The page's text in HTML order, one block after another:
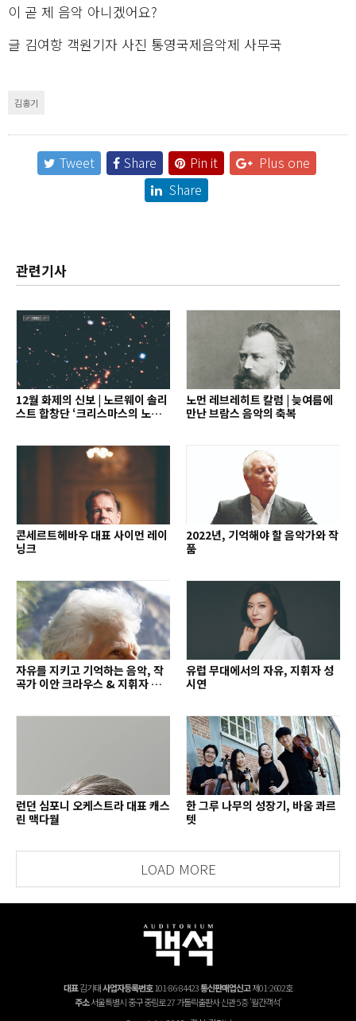
이 곧 제 음악 아니겠어요?
글 김여항 객원기자 사진 통영국제음악제 사무국
김홍기
Tweet Share Pin it
Plus one
Share
관련기사
12월 화제의 신보 | 노르웨이 솔리
스트 합창단 ‘크리스마스의 노래’
노먼 레브레히트 칼럼 | 늦여름에
만난 브람스 음악의 축복
콘세르트헤바우 대표 사이먼 레이
닝크
2022년, 기억해야 할 음악가와 작
품
자유를 지키고 기억하는 음악, 작
곡가 이안 크라우스 & 지휘자 배
유럽 무대에서의 자유, 지휘자 성
시연
런던 심포니 오케스트라 대표 캐스
린 맥다월
한 그루 나무의 성장기, 바움 콰르
텟
LOAD MORE
대표김기태사업자등록번호101-86-84423통신판매업신고제01-2602호
주소서울특별시 중구 중림로 27 가톨릭출판사 신관 5층 '월간객석'